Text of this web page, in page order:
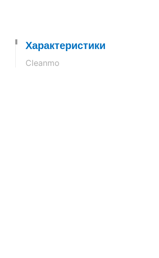
Характеристики
Cleanmo